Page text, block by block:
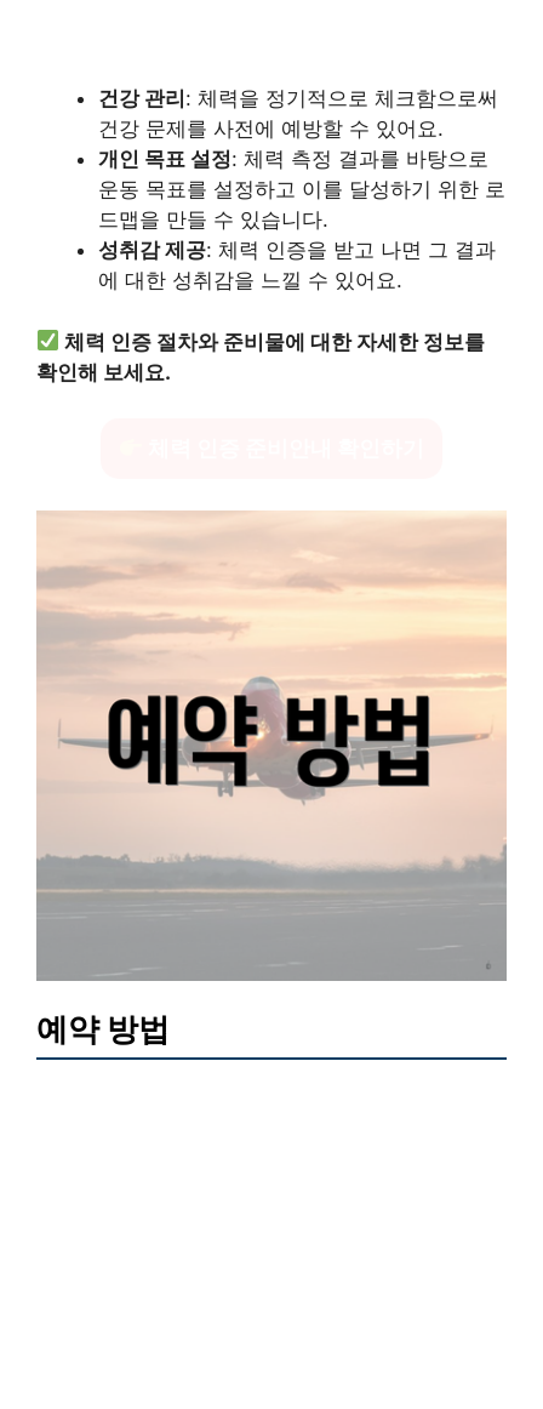
건강 관리 : 체력을 정기적으로 체크함으로써
건강 문제를 사전에 예방할 수 있어요.
개인 목표 설정: 체력 측정 결과를 바탕으로
운동 목표를 설정하고 이를 달성하기 위한 로
드맵을 만들 수 있습니다.
성취감 제공: 체력 인증을 받고 나면 그 결과
에 대한 성취감을 느낄 수 있어요.
체력 인증 절차와 준비물에 대한 자세한 정보를
확인해 보세요.
예약 방법